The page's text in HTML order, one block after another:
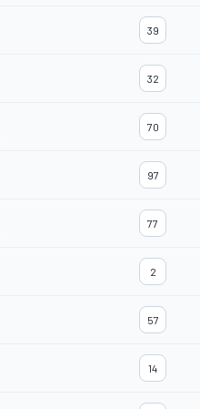
39
32
70
97
77
2
57
14